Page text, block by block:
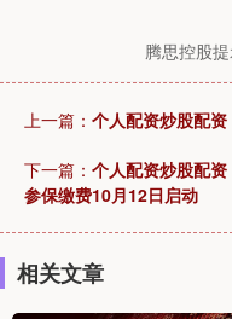
腾思控股
上一篇： 个人配资炒股配
下一篇： 个人配资炒股配
参保缴费10月12日启动
相关文章